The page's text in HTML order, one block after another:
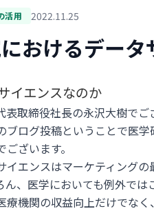
活用 2022.11.25
おけるデータ
イエンスなのか
取締役社長の永沢大樹でご
ログ投稿ということで医
ざいます。
エンスはマーケティング
ん、医学においても例外で
療機関の収益向上だけでな